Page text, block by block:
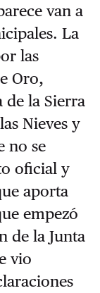
van a
La
las
Oro,
de la Sierra
Nieves y
no se
oficial y
aporta
empezó
de la Junta
vio